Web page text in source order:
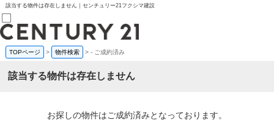
該当する物件は存在しません｜センチュリー21フクシマ建設
売買部
0120-800-844
賃貸部
会員メニュー
TOPページ > 物件検索 >- ご成約済み
該当する物件は存在しません
お探しの物件はご成約済みとなっております。